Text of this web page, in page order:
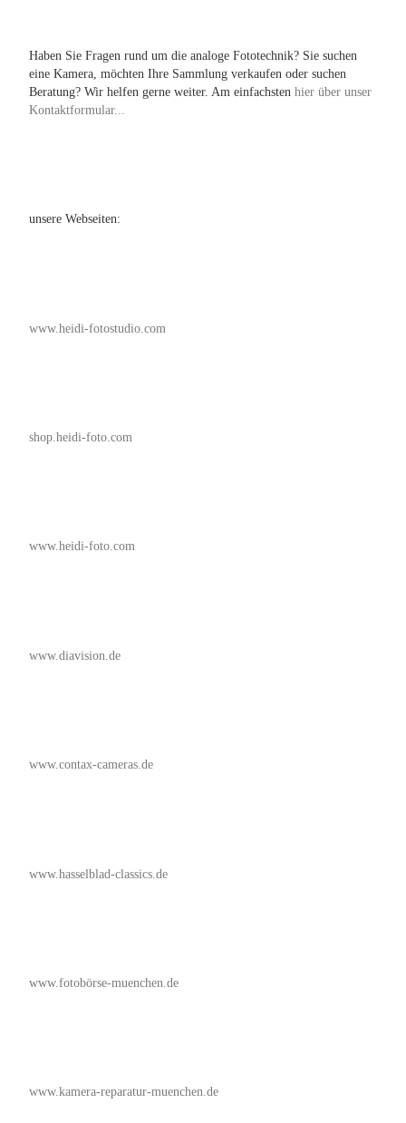
Haben Sie Fragen rund um die analoge Fototechnik? Sie suchen
eine Kamera, möchten Ihre Sammlung verkaufen oder suchen
Beratung? Wir helfen gerne weiter. Am einfachsten hier über unser
Kontaktformular...
unsere Webseiten:
www.heidi-fotostudio.com
shop.heidi-foto.com
www.heidi-foto.com
www.diavision.de
www.contax-cameras.de
www.hasselblad-classics.de
www.fotobörse-muenchen.de
www.kamera-reparatur-muenchen.de